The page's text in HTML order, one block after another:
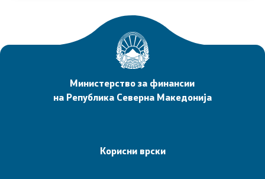
Слободен пристап до информации од јавен карактер
Министерство за финансии
на Република Северна Македонија
Корисни врски